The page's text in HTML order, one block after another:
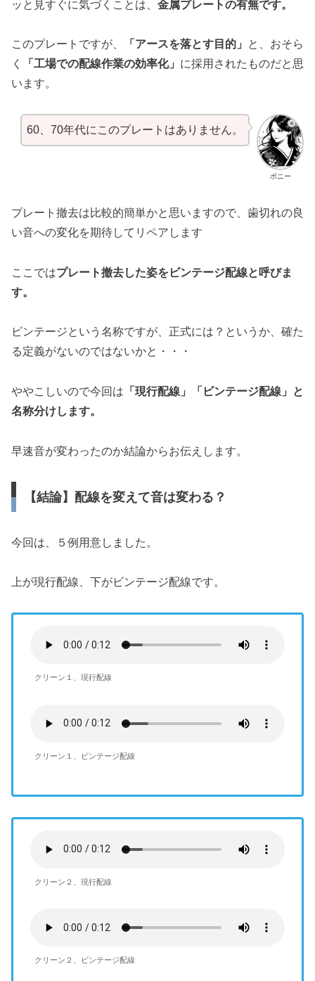
ッと見すぐに気づくことは、 金属プレートの有無です。
このプレートですが、 「アースを落とす目的」
と、おそら
く
「工場での配線作業の効率化」 に採用されたものだと思
います。
ボニー
60、70年代にこのプレートはありません。
プレート撤去は比較的簡単かと思いますので、歯切れの良
い音への変化を期待してリペアします
ここではプレート撤去した姿をビンテージ配線と呼びま
す。
ビンテージという名称ですが、正式には？というか、確た
る定義がないのではないかと・・・
ややこしいので今回は 「現行配線」「ビンテージ配線」と
名称分けします。
早速音が変わったのか結論からお伝えします。
【結論】配線を変えて音は変わる？
今回は、５例用意しました。
上が現行配線、下がビンテージ配線です。
クリーン１、現行配線
クリーン１、ビンテージ配線
クリーン２、現行配線
クリーン２、ビンテージ配線